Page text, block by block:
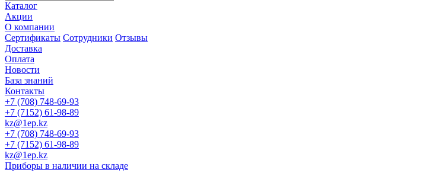
Каталог
Акции
О компании
Сертификаты Сотрудники Отзывы
Доставка
Оплата
Новости
База знаний
Контакты
+7 (708) 748-69-93
+7 (7152) 61-98-89
kz@1ep.kz
+7 (708) 748-69-93
+7 (7152) 61-98-89
kz@1ep.kz
Приборы в наличии на складе